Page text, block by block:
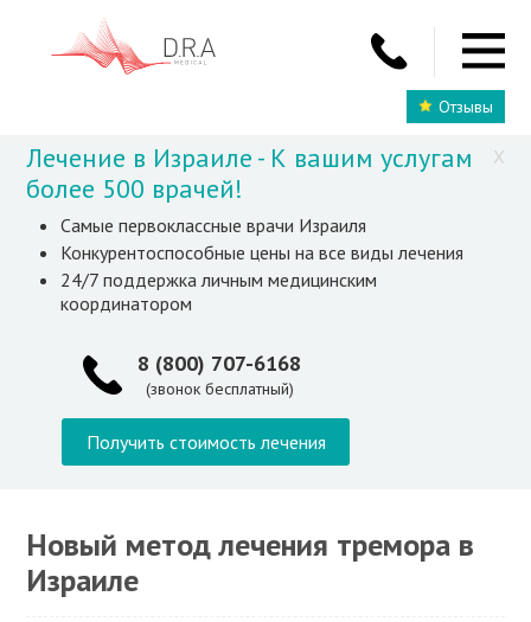
Отзывы
X
Лечение в Израиле - К вашим услугам
более 500 врачей!
Самые первоклассные врачи Израиля
Конкурентоспособные цены на все виды лечения
24/7 поддержка личным медицинским
координатором
8 (800) 707-6168
(звонок бесплатный)
Получить стоимость лечения
Новый метод лечения тремора в
Израиле